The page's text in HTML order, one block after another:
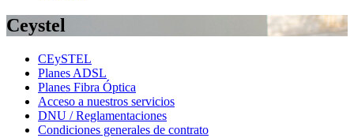
Ceystel
CEySTEL
Planes ADSL
Planes Fibra Óptica
Acceso a nuestros servicios
DNU / Reglamentaciones
Condiciones generales de contrato